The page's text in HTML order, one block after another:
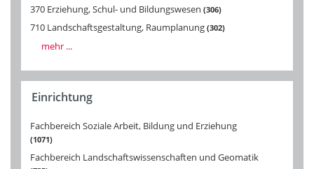
370 Erziehung, Schul- und Bildungswesen 306
710 Landschaftsgestaltung, Raumplanung 302
mehr ...
Einrichtung
Fachbereich Soziale Arbeit, Bildung und Erziehung
1071
Fachbereich Landschaftswissenschaften und Geomatik